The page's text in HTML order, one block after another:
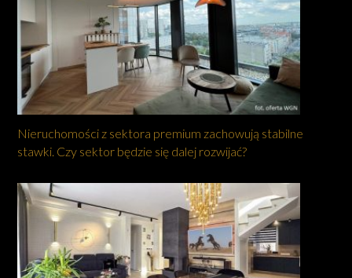
Nieruchomości z sektora premium zachowują stabilne
stawki. Czy sektor będzie się dalej rozwijać?